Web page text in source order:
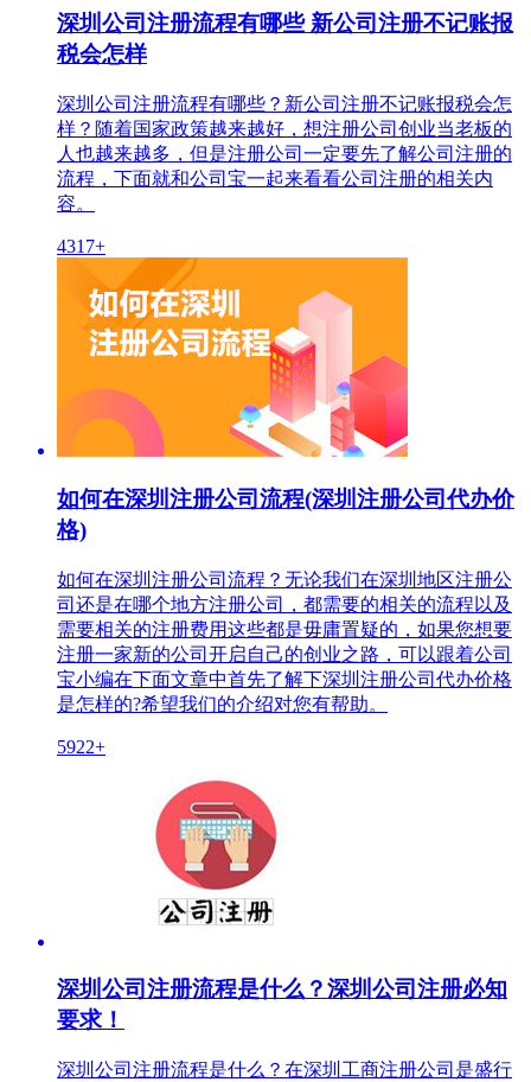
深圳公司注册流程有哪些 新公司注册不记账报
税会怎样
深圳公司注册流程有哪些？新公司注册不记账报税会怎
样？随着国家政策越来越好，想注册公司创业当老板的
人也越来越多，但是注册公司一定要先了解公司注册的
流程，下面就和公司宝一起来看看公司注册的相关内
容。
4317+
如何在深圳注册公司流程(深圳注册公司代办价
格)
如何在深圳注册公司流程？无论我们在深圳地区注册公
司还是在哪个地方注册公司，都需要的相关的流程以及
需要相关的注册费用这些都是毋庸置疑的，如果您想要
注册一家新的公司开启自己的创业之路，可以跟着公司
宝小编在下面文章中首先了解下深圳注册公司代办价格
是怎样的?希望我们的介绍对您有帮助。
5922+
深圳公司注册流程是什么？深圳公司注册必知
要求！
深圳公司注册流程是什么？在深圳工商注册公司是盛行